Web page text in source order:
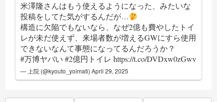
米澤隆さんはもう使えるようになった、みたいな
投稿をしてた気がするんだが…
構造に欠陥でもないなら、なぜ2億も費やしたトイ
レが未だ使えず、来場者数が増えるGWにすら使用
できないなんて事態になってるんだろうか？
#万博ヤバい #2億円トイレ https://t.co/DVDxw0zGwv
— 上院 (@kyouto_yoimati)April 29, 2025